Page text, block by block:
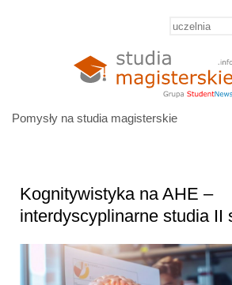
Pomysły na studia magisterskie
Kognitywistyka na AHE –
interdyscyplinarne studia II